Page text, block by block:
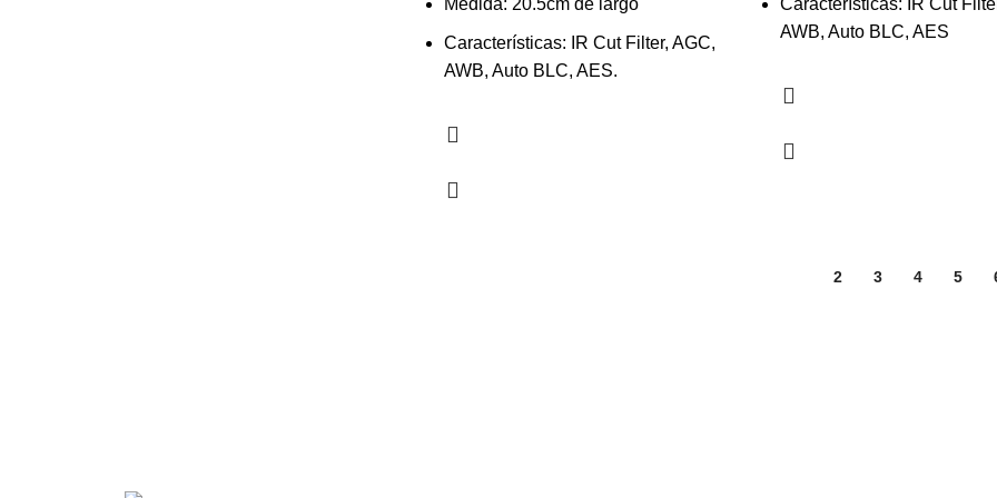
Medida: 20.5cm de largo
Características: IR Cut Filter, AGC,
AWB, Auto BLC, AES.
Características: IR Cut
AWB, Auto BLC, AES
2 3 4 5